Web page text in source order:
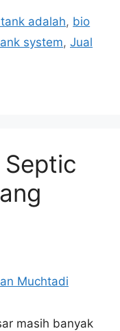
adalah, bio
system, Jual
Muchtadi
masih banyak